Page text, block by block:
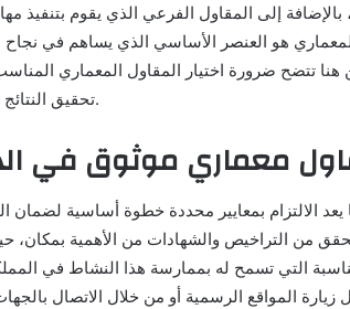
بالإضافة إلى المقاول الفرعي الذي يقوم بتنفيذ
هو العنصر الأساسي الذي يساهم في
هنا تتضح ضرورة اختيار المقاول المعماري
تحقيق النتائج المرغوبة.
الالتزام بمعايير محددة خطوة أساسية لضمان
من التراخيص والشهادات من الأهمية بمكان،
التي تسمح له بممارسة هذا النشاط في